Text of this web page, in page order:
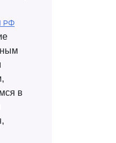
РФ
в